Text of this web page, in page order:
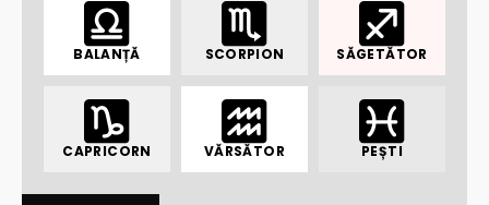
BALANȚĂ SCORPION SĂGETĂTOR
CAPRICORN VĂRSĂTOR PEȘTI